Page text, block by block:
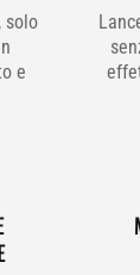
solo
e